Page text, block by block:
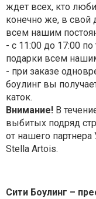
ждет всех, кто
конечно же, в
всем нашим
- с 11:00 до 17:00
подарки всем
- при заказе
боулинг вы
каток.
Внимание! В
выбитых подряд
от нашего
Stella Artois.
Сити Боулинг –